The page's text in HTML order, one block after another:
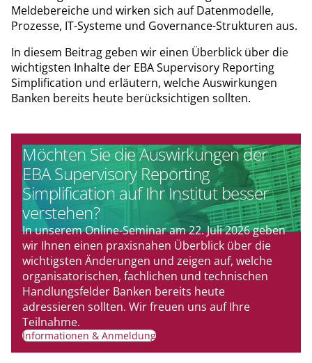
Meldebereiche und wirken sich auf Datenmodelle,
Prozesse, IT-Systeme und Governance-Strukturen aus.
In diesem Beitrag geben wir einen Überblick über die
wichtigsten Inhalte der EBA Supervisory Reporting
Simplification und erläutern, welche Auswirkungen
Banken bereits heute berücksichtigen sollten.
Möchten Sie die Auswirkungen der
EBA Supervisory Reporting
Simplification auf Ihr Institut besser
verstehen?
In unserem Online-Seminar am 22. Juli 2026 geben
wir Ihnen einen praxisnahen Überblick über die
wichtigsten Änderungen und zeigen auf, welche
organisatorischen, fachlichen und technischen
Handlungsfelder Banken bereits heute
adressieren sollten. Wir freuen uns auf Ihre
Teilnahme.
Informationen & Anmeldung